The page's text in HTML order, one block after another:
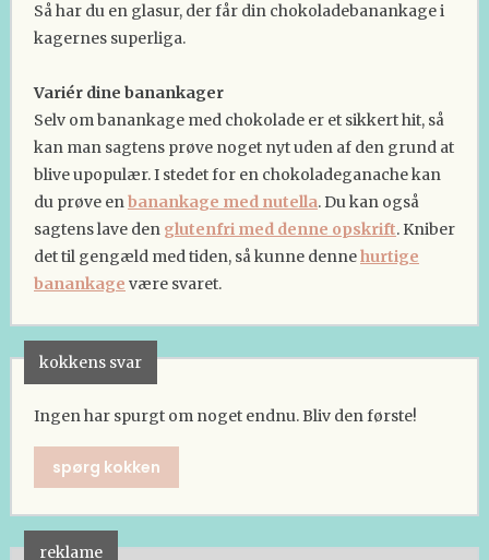
Så har du en glasur, der får din chokoladebanankage i
kagernes superliga.
Variér dine banankager
Selv om banankage med chokolade er et sikkert hit, så
kan man sagtens prøve noget nyt uden af den grund at
blive upopulær. I stedet for en chokoladeganache kan
du prøve enbanankage med nutella. Du kan også
sagtens lave den glutenfri med denne opskrift. Kniber
det til gengæld med tiden, så kunne dennehurtige
banankage være svaret.
kokkens svar
Ingen har spurgt om noget endnu. Bliv den første!
spørg kokken
reklame